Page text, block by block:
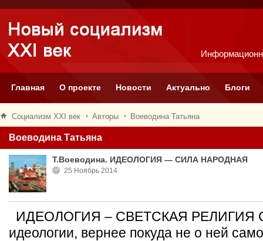
Главная О проекте Новости Актуально Блоги
Социализм XXI век Авторы Воеводина Татьяна
Воеводина Татьяна
Т.Воеводина. ИДЕОЛОГИЯ — СИЛА НАРОДНАЯ
25 Ноябрь 2014
ИДЕОЛОГИЯ – СВЕТСКАЯ РЕЛИГИЯ
идеологии, вернее покуда не о ней